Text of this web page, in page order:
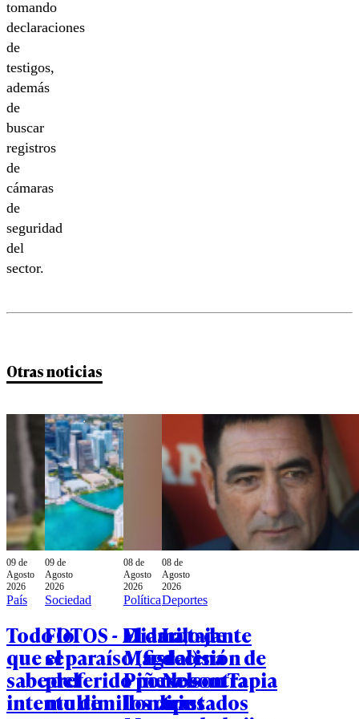
tomando
declaraciones
de
testigos,
además
de
buscar
registros
de
cámaras
de
seguridad
del
sector.
Otras noticias
09 de
Agosto
2026
País
Todo lo
que se
sabe del
intento de
09 de
Agosto
2026
Sociedad
FOTOS - Miami,
el paraíso (fiscal)
preferido por los
multimillonarios
08 de
Agosto
2026
Política
El dardo de
Magdalena
Piñera contra
los diputados
08 de
Agosto
2026
Deportes
La tajante
decisión de
Nelson Tapia
tras